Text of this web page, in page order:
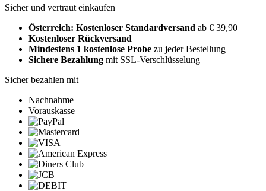
Sicher und vertraut einkaufen
Österreich: Kostenloser Standardversand ab € 39,90
Kostenloser Rückversand
Mindestens 1 kostenlose Probe zu jeder Bestellung
Sichere Bezahlung mit SSL-Verschlüsselung
Sicher bezahlen mit
Nachnahme
Vorauskasse